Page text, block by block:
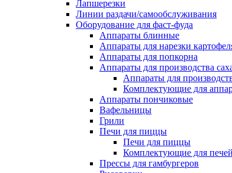
Лапшерезки
Линии раздачи/самообслуживания
Оборудование для фаст-фуда
Аппараты блинные
Аппараты для нарезки
Аппараты для попкорна
Аппараты для производства
Аппараты для
Комплектующие для
Аппараты пончиковые
Вафельницы
Грили
Печи для пиццы
Печи для пиццы
Комплектующие для
Прессы для гамбургеров